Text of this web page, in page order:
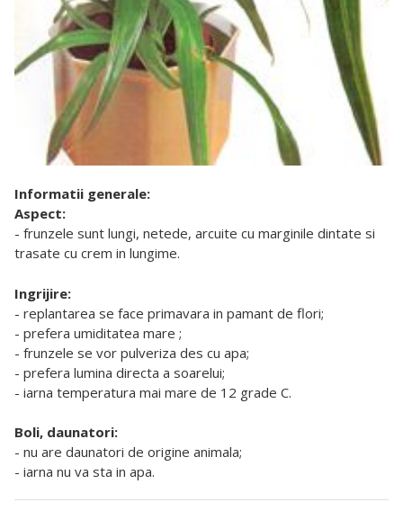
Informatii generale:
Aspect:
- frunzele sunt lungi, netede, arcuite cu marginile dintate si
trasate cu crem in lungime.
Ingrijire:
- replantarea se face primavara in pamant de flori;
- prefera umiditatea mare ;
- frunzele se vor pulveriza des cu apa;
- prefera lumina directa a soarelui;
- iarna temperatura mai mare de 12 grade C.
Boli, daunatori:
- nu are daunatori de origine animala;
- iarna nu va sta in apa.